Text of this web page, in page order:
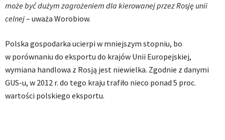
może być dużym zagrożeniem dla kierowanej przez Rosję unii
celnej– uważa Worobiow.
Polska gospodarka ucierpi w mniejszym stopniu, bo
w porównaniu do eksportu do krajów Unii Europejskiej,
wymiana handlowa z Rosją jest niewielka. Zgodnie z danymi
GUS-u, w 2012 r. do tego kraju trafiło nieco ponad 5 proc.
wartości polskiego eksportu.